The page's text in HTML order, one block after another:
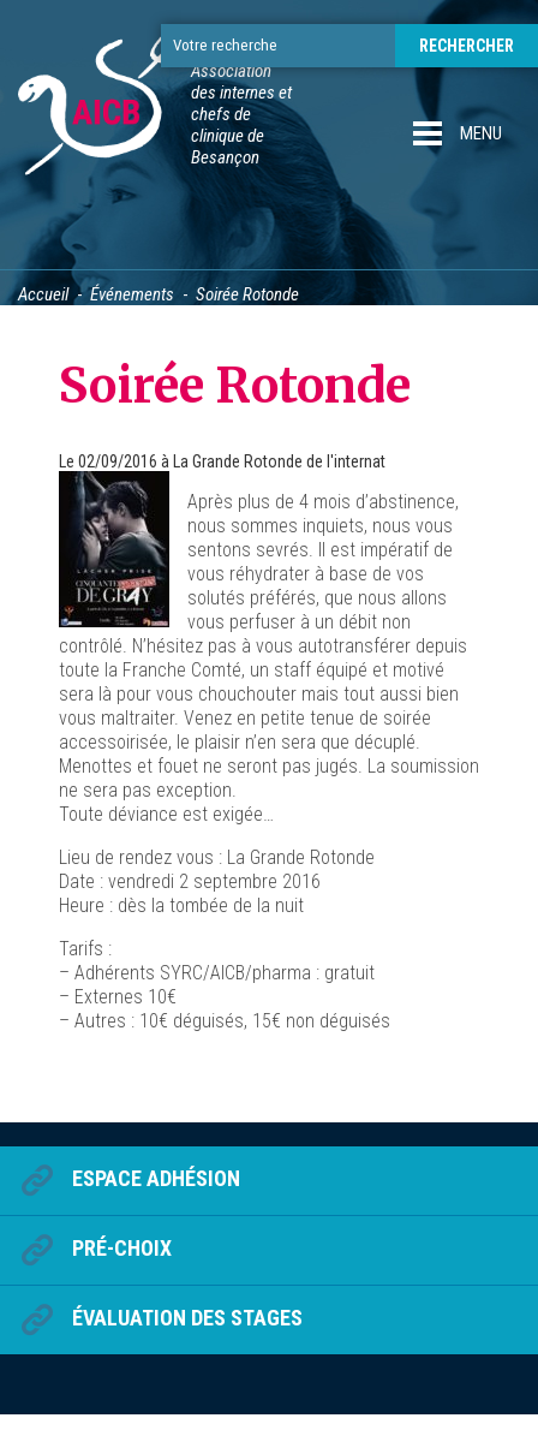
Association
des internes et
chefs de
clinique de
Besançon
MENU
Accueil Événements Soirée Rotonde
Soirée Rotonde
Le 02/09/2016 à La Grande Rotonde de l'internat
Après plus de 4 mois d’abstinence,
nous sommes inquiets, nous vous
sentons sevrés. Il est impératif de
vous réhydrater à base de vos
solutés préférés, que nous allons
vous perfuser à un débit non
contrôlé. N’hésitez pas à vous autotransférer depuis
toute la Franche Comté, un staff équipé et motivé
sera là pour vous chouchouter mais tout aussi bien
vous maltraiter. Venez en petite tenue de soirée
accessoirisée, le plaisir n’en sera que décuplé.
Menottes et fouet ne seront pas jugés. La soumission
ne sera pas exception.
Toute déviance est exigée…
Lieu de rendez vous : La Grande Rotonde
Date : vendredi 2 septembre 2016
Heure : dès la tombée de la nuit
Tarifs :
– Adhérents SYRC/AICB/pharma : gratuit
– Externes 10€
– Autres : 10€ déguisés, 15€ non déguisés
ESPACE ADHÉSION
PRÉ-CHOIX
ÉVALUATION DES STAGES